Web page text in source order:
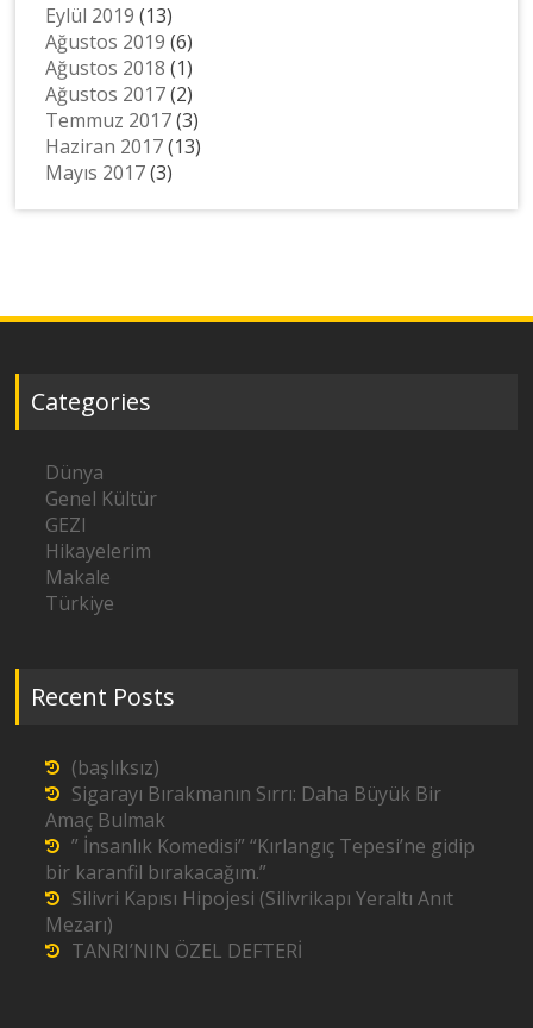
Eylül 2019 (13)
Ağustos 2019 (6)
Ağustos 2018 (1)
Ağustos 2017(2)
Temmuz 2017(3)
Haziran 2017(13)
Mayıs 2017(3)
Categories
Dünya
Genel Kültür
GEZI
Hikayelerim
Makale
Türkiye
Recent Posts
(başlıksız)
Sigarayı Bırakmanın Sırrı: Daha Büyük Bir
Amaç Bulmak
” İnsanlık Komedisi” “Kırlangıç Tepesi’ne gidip
bir karanfil bırakacağım.”
Silivri Kapısı Hipojesi (Silivrikapı Yeraltı Anıt
Mezarı)
TANRI’NIN ÖZEL DEFTERİ